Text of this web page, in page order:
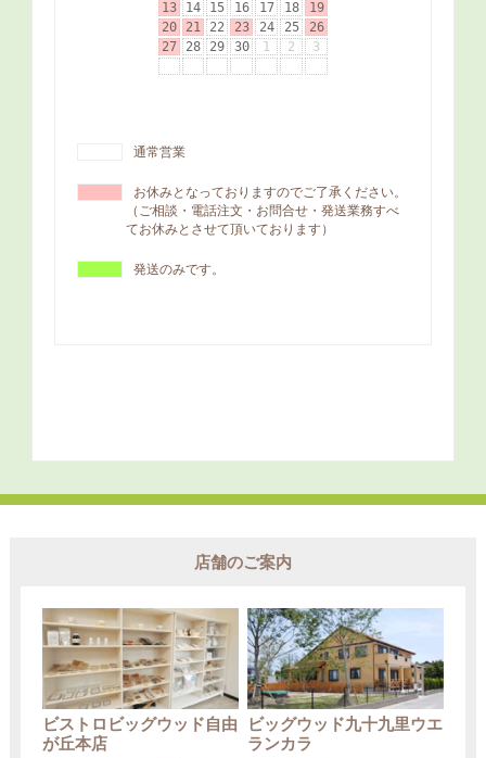
店舗のご案内
ビストロビッグウッド自由
が丘本店
ビッグウッド九十九里ウエ
ランカラ